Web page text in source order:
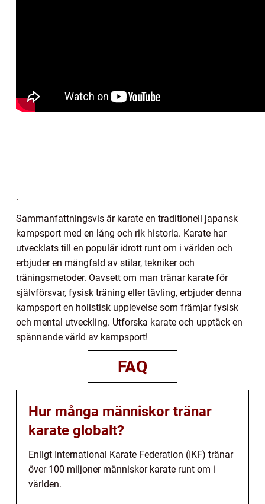
.
Sammanfattningsvis är karate en traditionell japansk
kampsport med en lång och rik historia. Karate har
utvecklats till en populär idrott runt om i världen och
erbjuder en mångfald av stilar, tekniker och
träningsmetoder. Oavsett om man tränar karate för
självförsvar, fysisk träning eller tävling, erbjuder denna
kampsport en holistisk upplevelse som främjar fysisk
och mental utveckling. Utforska karate och upptäck en
spännande värld av kampsport!
FAQ
Hur många människor tränar
karate globalt?
Enligt International Karate Federation (IKF) tränar
över 100 miljoner människor karate runt om i
världen.